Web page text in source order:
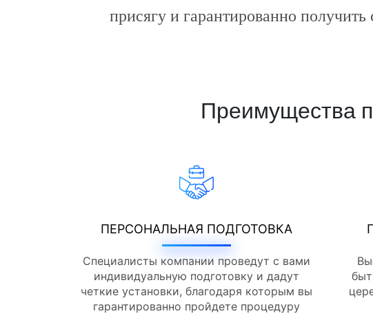
присягу и гарантированно получить
Преимущества
ПЕРСОНАЛЬНАЯ ПОДГОТОВКА
Специалисты компании проведут с вами
индивидуальную подготовку и дадут
четкие установки, благодаря которым вы
гарантированно пройдете процедуру